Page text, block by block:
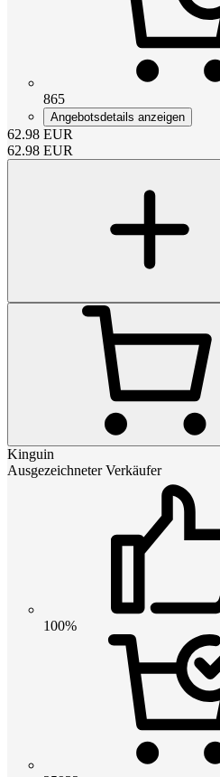
865
Angebotsdetails anzeigen
62.98 EUR
62.98 EUR
Kinguin
Ausgezeichneter Verkäufer
100%